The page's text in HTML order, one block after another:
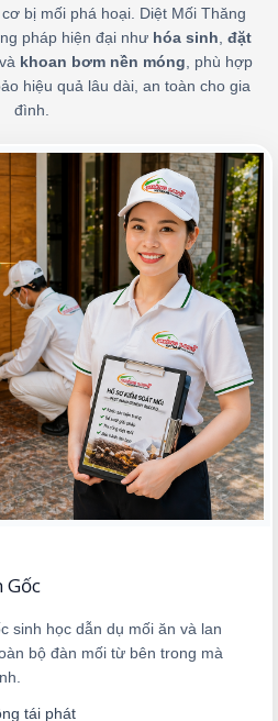
bị mối phá hoại. Diệt Mối Thăng
pháp hiện đại như hóa sinh, đặt
và khoan bơm nền móng, phù hợp
hiệu quả lâu dài, an toàn cho gia
đình.
Gốc
sinh học dẫn dụ mối ăn và lan
bộ đàn mối từ bên trong mà
tái phát